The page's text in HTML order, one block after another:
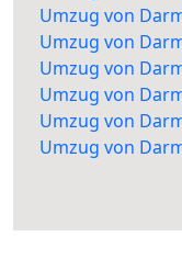
Umzug von
Umzug von
Umzug von
Umzug von
Umzug von
Umzug von